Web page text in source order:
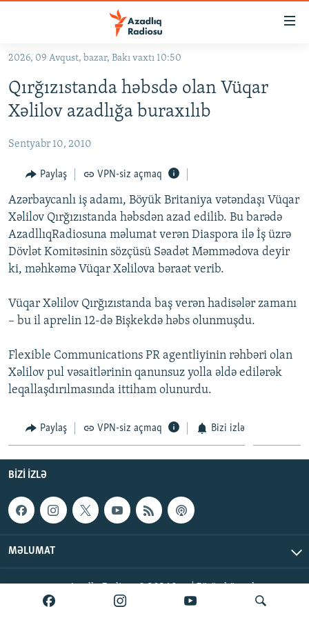
Əsas
qayıt
Əsas
qayıt
#İZAHLA
#ƏSLINDƏ
FƏRQƏ BAX
QANUNI DOĞRU
ARAŞDIRMA
MULTIMEDIA
VIDEO
FOTOQALEREYA
İNFOQRAFIKA
KARIKATURA
RADIO ARXIV
OXU ZALI
AZƏRBAYCAN ƏDƏBIYYATI KITABXANASI
İSLAM VƏ DEMOKRATIYA
İZ - MƏDƏNIYYƏT PROQRAMI
HAQQIMIZDA
MISSIYAMIZ
PEŞƏ ETIKASI VƏ JURNALISTIKA STANDARTLARIMIZ
MATERIALLARIMIZDAN ISTIFADƏ
AZADLIQRADIOSU MOBIL TELEFONUNUZDA
BIZIMLƏ ƏLAQƏ
XƏBƏR BÜLLETENLƏRIMIZ
RFE/RL-in bütün saytları
2026, 09 Avqust, bazar, Bakı vaxtı 10:50
Qırğızıstanda həbsdə olan Vüqar
Xəlilov azadlığa buraxılıb
Sentyabr 10, 2010
Paylaş VPN-siz açmaq
Azərbaycanlı iş adamı, Böyük Britaniya vətəndaşı Vüqar
Xəlilov Qırğızıstanda həbsdən azad edilib. Bu barədə
AzadllıqRadiosuna məlumat verən Diaspora ilə İş üzrə
Dövlət Komitəsinin sözçüsü Səadət Məmmədova deyir
ki, məhkəmə Vüqar Xəlilova bəraət verib.
Vüqar Xəlilov Qırğızıstanda baş verən hadisələr zamanı
– bu il aprelin 12-də Bişkekdə həbs olunmuşdu.
Flexible Communications PR agentliyinin rəhbəri olan
Xəlilov pul vəsaitlərinin qanunsuz yolla əldə edilərək
leqallaşdırılmasında ittiham olunurdu.
Paylaş VPN-siz açmaq Bizi izlə
BIZI IZLƏ
MƏLUMAT
AzadlıqRadiosu © 2026 Inc. | Bütün hüquqlar qorunur